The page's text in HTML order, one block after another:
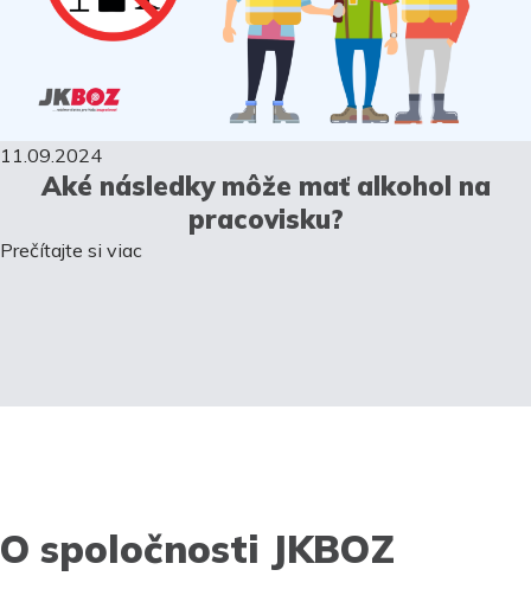
11.09.2024
Aké následky môže mať alkohol na
pracovisku?
Prečítajte si viac
O spoločnosti JKBOZ